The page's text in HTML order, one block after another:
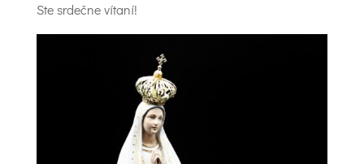
Ste srdečne vítaní!